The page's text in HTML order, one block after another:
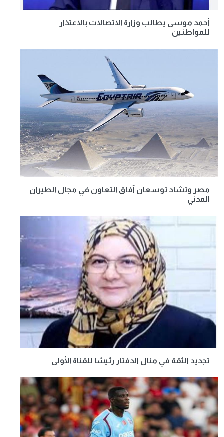
أحمد موسى يطالب وزارة الاتصالات بالاعتذار
للمواطنين
مصر وتشاد توسعان آفاق التعاون في مجال الطيران
المدني
تجديد الثقة في منال الدفتار رئيسًا للقناة الأولى